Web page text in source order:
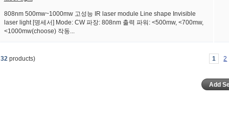
808nm 500mw~1000mw 고성능 IR laser module Line shape Invisible
laser light [명세서] Mode: CW 파장: 808nm 출력 파워: <500mw, <700mw,
<1000mw(choose) 작동...
32products) 1 2